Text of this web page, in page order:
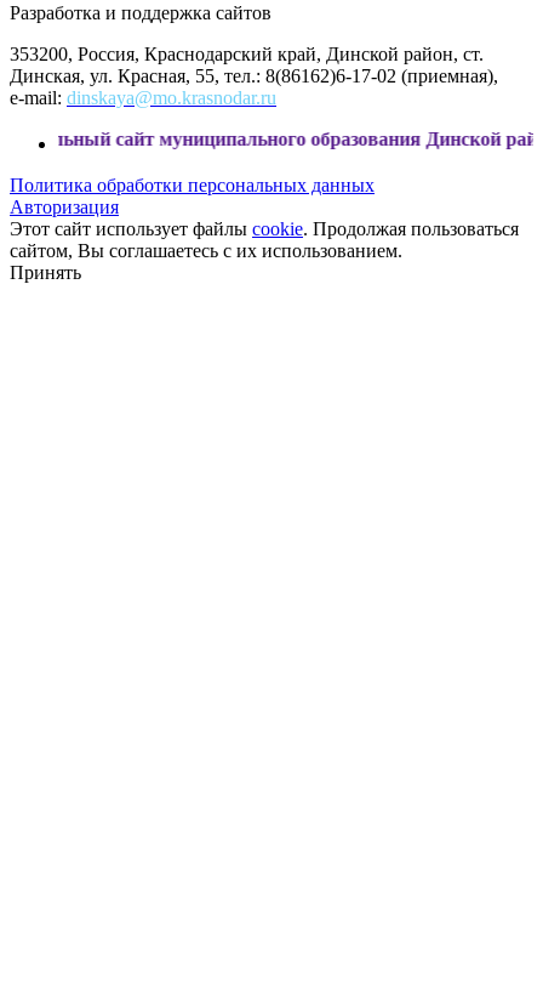
Разработка и поддержка сайтов
353200, Россия, Краснодарский край, Динской район, ст.
Динская, ул. Красная, 55, тел.: 8(86162)6-17-02 (приемная),
e-mail: dinskaya@mo.krasnodar.ru
муниципального образования Динской район
Политика обработки персональных данных
Авторизация
Этот сайт использует файлы cookie. Продолжая пользоваться
сайтом, Вы соглашаетесь с их использованием.
Принять